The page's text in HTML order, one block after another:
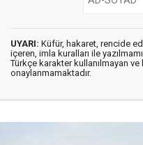
UYARI: Küfür, hakaret, rencide
içeren, imla kuralları ile
Türkçe karakter kullanılmayan
onaylanmamaktadır.